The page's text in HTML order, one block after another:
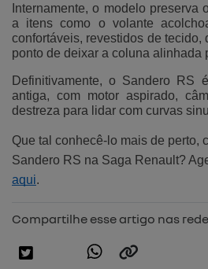
Internamente, o modelo preserva
a itens como o volante
confortáveis, revestidos de tecido,
ponto de deixar a coluna alinhada
Definitivamente, o Sandero RS
antiga, com motor aspirado,
destreza para lidar com curvas
Que tal conhecê-lo mais de perto,
aqui.
Compartilhe esse artigo nas